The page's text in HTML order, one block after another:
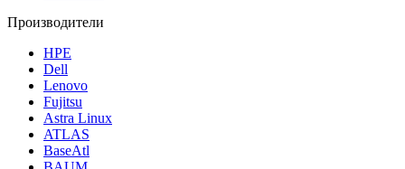
Производители
HPE
Dell
Lenovo
Fujitsu
Astra Linux
ATLAS
BaseAtl